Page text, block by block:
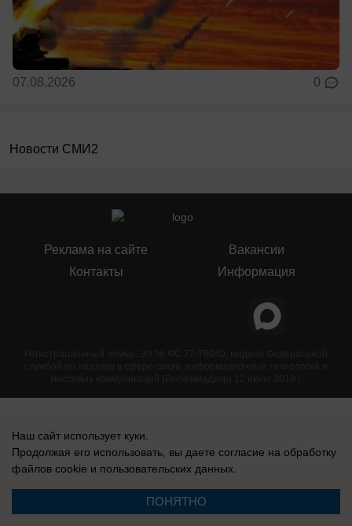
07.08.2026 0
Новости СМИ2
Реклама на сайте
Контакты
Вакансии
Информация
Регистрационный номер: Эл № ФС 77-76040, выдано Федеральной
службой по надзору в сфере связи, информационных технологий и
массовых коммуникаций (Роскомнадзор) 12 июля 2019 г.
Наш сайт использует куки.
Продолжая его использовать, вы даете согласие на обработку
файлов cookie и пользовательских данных.
ПОНЯТНО